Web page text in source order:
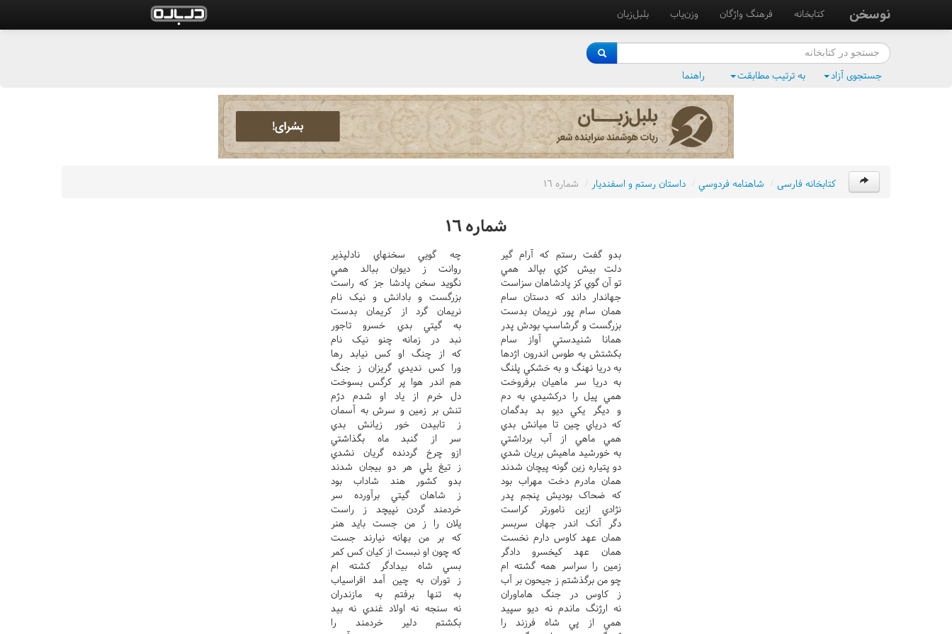
نوسخن کتابخانه فرهنگ واژگان وزن‌یاب بلبل‌زبان
جستجوی آزاد به ترتیب مطابقت راهنما
کتابخانه فارسی / شاهنامه فردوسي / داستان رستم و اسفنديار / شماره ١٦
شماره ١٦
بدو گفت رستم که آرام گير
چه گويي سخنهاي نادلپذير
دلت بيش کژي بپالد همي
روانت ز ديوان ببالد همي
تو آن گوي کز پادشاهان سزاست
نگويد سخن پادشا جز که راست
جهاندار داند که دستان سام
بزرگست و بادانش و نيک نام
همان سام پور نريمان بدست
نريمان گرد از کريمان بدست
بزرگست و گرشاسپ بودش پدر
به گيتي بدي خسرو تاجور
همانا شنيدستي آواز سام
نبد در زمانه چنو نيک نام
بکشتش به طوس اندرون اژدها
که از چنگ او کس نيابد رها
به دريا نهنگ و به خشکي پلنگ
ورا کس نديدي گريزان ز جنگ
به دريا سر ماهيان برفروخت
هم اندر هوا پر کرگس بسوخت
همي پيل را درکشيدي به دم
دل خرم از ياد او شدم دژم
و ديگر يکي ديو بد بدگمان
تنش بر زمين و سرش به آسمان
که درياي چين تا ميانش بدي
ز تابيدن خور زيانش بدي
همي ماهي از آب برداشتي
سر از گنبد ماه بگذاشتي
به خورشيد ماهيش بريان شدي
ازو چرخ گردنده گريان نشدي
دو پتياره زين گونه پيچان شدند
ز تيغ يلي هر دو بيجان شدند
همان مادرم دخت مهراب بود
بدو کشور هند شاداب بود
که ضحاک بوديش پنجم پدر
ز شاهان گيتي برآورده سر
نژادي ازين نامورتر کراست
خردمند گردن نپيچد ز راست
دگر آنک اندر جهان سربسر
يلان را ز من جست بايد هنر
همان عهد کاوس دارم نخست
که بر من بهانه نيارند جست
همان عهد کيخسرو دادگر
که چون او نبست از کيان کس کمر
زمين را سراسر همه گشته ام
بسي شاه بيدادگر کشته ام
چو من برگذشتم ز جيحون بر آب
ز توران به چين آمد افراسياب
ز کاوس در جنگ هاماوران
به تنها برفتم به مازندران
نه ارژنگ ماندم نه ديو سپيد
نه سنجه نه اولاد غندي نه بيد
همي از پي شاه فرزند را
بکشتم دلير خردمند را